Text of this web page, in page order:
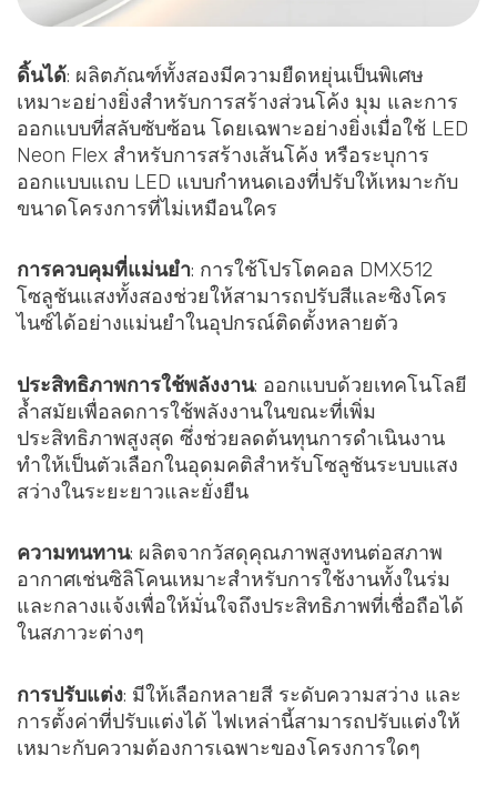
ดิ้นได้: ผลิตภัณฑ์ทั้งสองมีความยืดหยุ่นเป็นพิเศษ
เหมาะอย่างยิ่งสำหรับการสร้างส่วนโค้ง มุม และการ
ออกแบบที่สลับซับซ้อน โดยเฉพาะอย่างยิ่งเมื่อใช้ LED
Neon Flex สำหรับการสร้างเส้นโค้ง หรือระบุการ
ออกแบบแถบ LED แบบกำหนดเองที่ปรับให้เหมาะกับ
ขนาดโครงการที่ไม่เหมือนใคร
การควบคุมที่แม่นยำ: การใช้โปรโตคอล DMX512
โซลูชันแสงทั้งสองช่วยให้สามารถปรับสีและซิงโคร
ไนซ์ได้อย่างแม่นยำในอุปกรณ์ติดตั้งหลายตัว
ประสิทธิภาพการใช้พลังงาน: ออกแบบด้วยเทคโนโลยี
ล้ำสมัยเพื่อลดการใช้พลังงานในขณะที่เพิ่ม
ประสิทธิภาพสูงสุด ซึ่งช่วยลดต้นทุนการดำเนินงาน
ทำให้เป็นตัวเลือกในอุดมคติสำหรับโซลูชันระบบแสง
สว่างในระยะยาวและยั่งยืน
ความทนทาน: ผลิตจากวัสดุคุณภาพสูงทนต่อสภาพ
อากาศเช่นซิลิโคนเหมาะสำหรับการใช้งานทั้งในร่ม
และกลางแจ้งเพื่อให้มั่นใจถึงประสิทธิภาพที่เชื่อถือได้
ในสภาวะต่างๆ
การปรับแต่ง: มีให้เลือกหลายสี ระดับความสว่าง และ
การตั้งค่าที่ปรับแต่งได้ ไฟเหล่านี้สามารถปรับแต่งให้
เหมาะกับความต้องการเฉพาะของโครงการใดๆ